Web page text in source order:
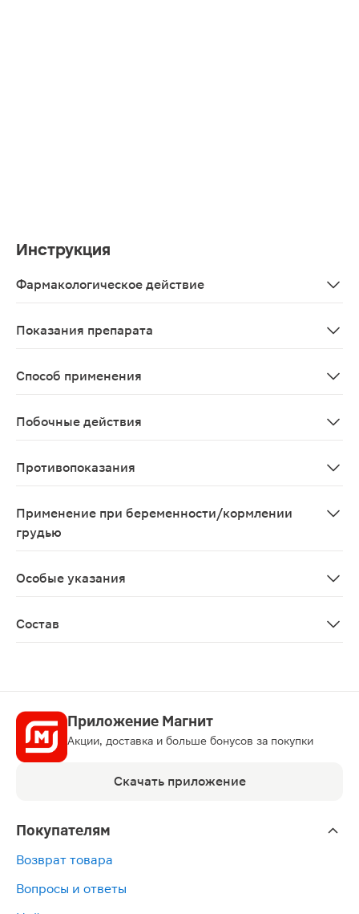
Инструкция
Фармакологическое действие
Показания препарата
Способ применения
Побочные действия
Противопоказания
Применение при беременности/кормлении
грудью
Особые указания
Состав
Приложение Магнит
Акции, доставка и больше бонусов за покупки
Скачать приложение
Покупателям
Возврат товара
Вопросы и ответы